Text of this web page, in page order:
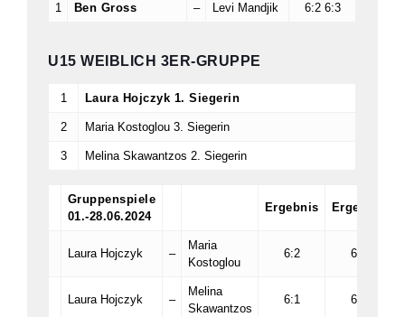
1 Ben Gross – Levi Mandjik 6:2 6:3
U15 WEIBLICH 3ER-GRUPPE
1 Laura Hojczyk 1. Siegerin
2 Maria Kostoglou 3. Siegerin
3 Melina Skawantzos 2. Siegerin
Gruppenspiele
01.-28.06.2024
Ergebnis Ergebnis
Laura Hojczyk –
Maria
Kostoglou
6:2 6:0
Laura Hojczyk –
Melina
Skawantzos
6:1 6:3